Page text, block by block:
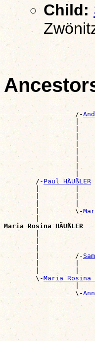
Child:
                  /-
|
|
|
|
|
|
|
|
        /-
Paul HÄUßLER
|         |
|         |
|         |
        |         \-
|
Maria Rosina HÄUßLER
|
|
|
        |         /-
|         |
|         |
        \-
Maria Rosina
|
                  \-